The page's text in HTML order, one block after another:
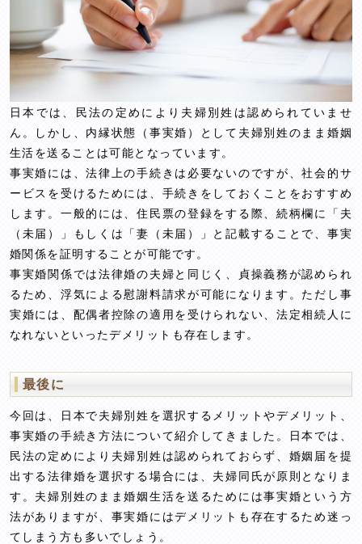
日本では、民法の定めにより夫婦別姓は認められていませ
ん。しかし、内縁状態（事実婚）として夫婦別姓のまま婚姻
生活を送ることは可能となっています。
事実婚には、法律上の手続きは必要ないのですが、社会的サ
ービスを受けるためには、手続きをしておくことをおすすめ
します。一般的には、住民票の登録をする際、続柄欄に「夫
（未届）」もしくは「妻（未届）」と記載することで、事実
婚関係を証明することが可能です。
事実婚関係では法律婚の夫婦と同じく、貞操義務が認められ
るため、浮気による慰謝料請求が可能になります。ただし事
実婚には、配偶者控除の適用を受けられない、法定相続人に
なれないといったデメリットも存在します。
最後に
今回は、日本で夫婦別姓を選択するメリットやデメリット、
事実婚の手続き方法について紹介してきました。日本では、
民法の定めにより夫婦別姓は認められておらず、婚姻届を提
出する法律婚を選択する場合には、夫婦同氏が原則となりま
す。夫婦別姓のまま婚姻生活を送るためには事実婚という方
法がありますが、事実婚にはデメリットも存在するため迷っ
てしまう方も多いでしょう。